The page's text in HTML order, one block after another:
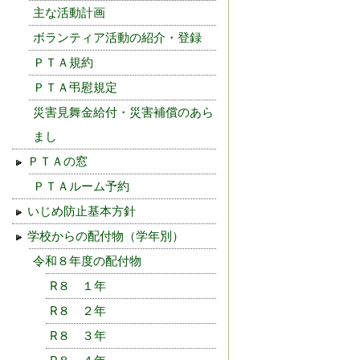
主な活動計画
ボランティア活動の紹介・登録
ＰＴＡ規約
ＰＴＡ弔慰規定
災害見舞金給付・災害補償のあら
まし
ＰＴＡの窓
ＰＴＡルーム予約
いじめ防止基本方針
学校からの配付物（学年別）
令和８年度の配付物
R８ １年
R８ ２年
R８ ３年